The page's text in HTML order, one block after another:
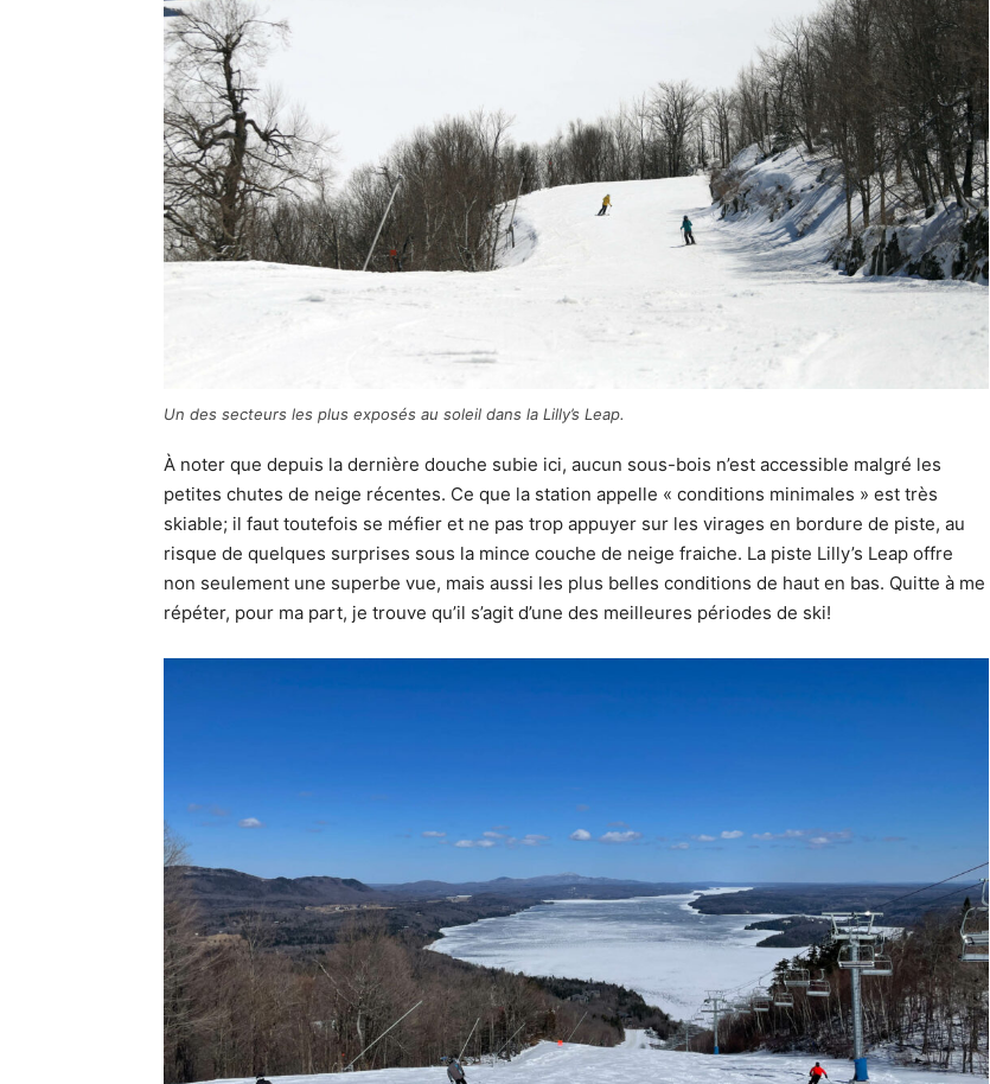
Un des secteurs les plus exposés au soleil dans la Lilly’s Leap.
À noter que depuis la dernière douche subie ici, aucun sous-bois n’est accessible malgré les
petites chutes de neige récentes. Ce que la station appelle « conditions minimales » est très
skiable; il faut toutefois se méfier et ne pas trop appuyer sur les virages en bordure de piste, au
risque de quelques surprises sous la mince couche de neige fraiche. La piste Lilly’s Leap offre
non seulement une superbe vue, mais aussi les plus belles conditions de haut en bas. Quitte à me
répéter, pour ma part, je trouve qu’il s’agit d’une des meilleures périodes de ski!